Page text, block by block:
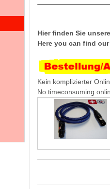
Hier finden Sie
Here you can find
Kein komplizierter
No timeconsuming